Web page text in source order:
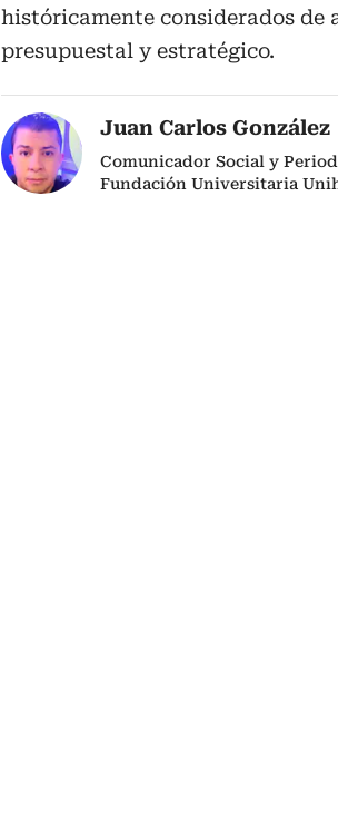
históricamente considerados de
presupuestal y estratégico.
Juan Carlos González
Comunicador Social y
Fundación Universitaria